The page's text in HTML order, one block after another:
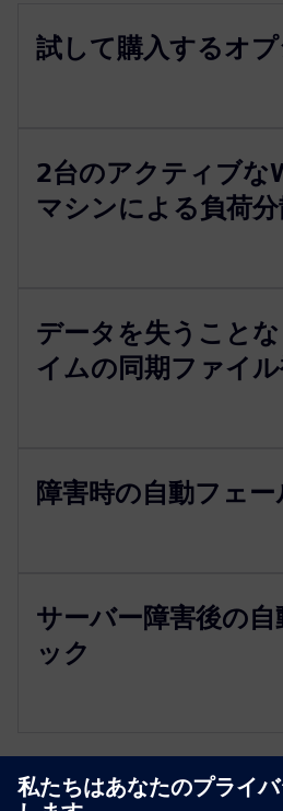
試して購入するオ
2台のアクティブな
マシンによる負荷
データを失うこと
イムの同期ファイ
障害時の自動フェ
サーバー障害後の
ック